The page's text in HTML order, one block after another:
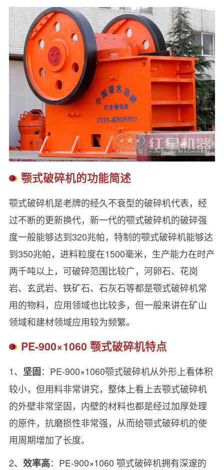
颚式破碎机的功能简述
颚式破碎机是老牌的经久不衰型的破碎机代表，经
过不断的更新换代，新一代的颚式破碎机的破碎强
度一般能够达到320兆帕，特制的颚式破碎机能够达
到350兆帕，进料粒度在1500毫米，生产能力在时产
两千吨以上，可破碎范围比较广，河卵石、花岗
岩、玄武岩、铁矿石、石灰石等都是颚式破碎机常
用的物料，应用领域也比较多，但一般来讲在矿山
领域和建材领域应用较为频繁。
PE-900×1060 颚式破碎机特点
1、 坚固：PE-900×1060颚式破碎机从外形上看体积
较小，但用料非常讲究，整体上看上去颚式破碎机
的外壁非常坚固，内壁的材料也都是经过加厚处理
的原件，抗磨损性非常强，从而给颚式破碎机的使
用周期增加了长度。
2、 效率高：PE-900×1060 颚式破碎机拥有深邃的